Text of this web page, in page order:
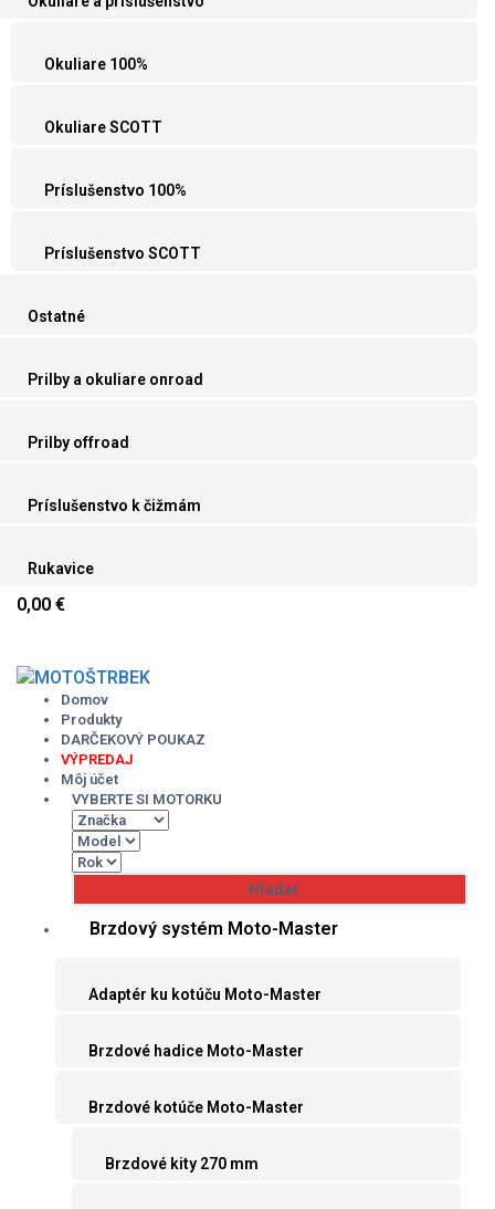
Okuliare 100%
Okuliare SCOTT
Príslušenstvo 100%
Príslušenstvo SCOTT
Ostatné
Prilby a okuliare onroad
Prilby offroad
Príslušenstvo k čižmám
Rukavice
0,00 €
contentDomov
Produkty
DARČEKOVÝ POUKAZ
VÝPREDAJ
Môj účet
VYBERTE SI MOTORKU
Brzdový systém Moto-Master
Adaptér ku kotúču Moto-Master
Brzdové hadice Moto-Master
Brzdové kotúče Moto-Master
Brzdové kity 270 mm